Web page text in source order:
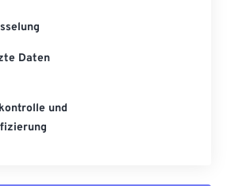
Daten
und